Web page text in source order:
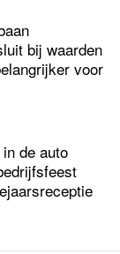
bij waarden
voor
de auto